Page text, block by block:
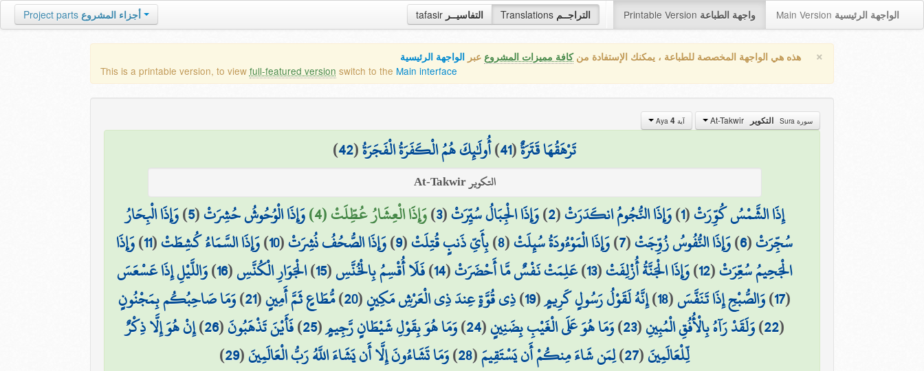
tafasir التفاسيــر Translations التراجــم Printable Version واجهة الطباعة Main Version الواجهة الرئيسية Project parts أجزاء المشروع
× هذه هي الواجهة المخصصة للطباعة ، يمكنك الإستفادة منكافة مميزات المشروع عبر الواجهة الرئيسية
This is a printable version, to view full-featured version switch to the Main interface
سورة Sura التكوير آية Aya 4
تَرْهَقُهَا قَتَرَةٌ(
41
)أُولَٰئِكَ هُمُ الْكَفَرَةُ الْفَجَرَةُ(
42
)
التكوير At-Takwir
إِذَا الشَّمْسُ كُوِّرَتْ(
1
)وَإِذَا النُّجُومُ انكَدَرَتْ(
2
)وَإِذَا الْجِبَالُ سُيِّرَتْ(
3
)وَإِذَا الْعِشَارُ عُطِّلَتْ (4) وَإِذَا الْوُحُوشُ حُشِرَتْ(
5
)وَإِذَا الْبِحَارُ
سُجِّرَتْ(
6
)وَإِذَا النُّفُوسُ زُوِّجَتْ(
7
)وَإِذَا الْمَوْءُودَةُ سُئِلَتْ(
8
)بِأَيِّ ذَنبٍ قُتِلَتْ(
9
)وَإِذَا الصُّحُفُ نُشِرَتْ(
10
)وَإِذَا السَّمَاءُ كُشِطَتْ(
11
)وَإِذَا
الْجَحِيمُ سُعِّرَتْ(
12
)وَإِذَا الْجَنَّةُ أُزْلِفَتْ(
13
)عَلِمَتْ نَفْسٌ مَّا أَحْضَرَتْ(
14
)فَلَا أُقْسِمُ بِالْخُنَّسِ(
15
)الْجَوَارِ الْكُنَّسِ(
16
)وَاللَّيْلِ إِذَا عَسْعَسَ
(
17
)وَالصُّبْحِ إِذَا تَنَفَّسَ(
18
)إِنَّهُ لَقَوْلُ رَسُولٍ كَرِيمٍ(
19
)ذِي قُوَّةٍ عِندَ ذِي الْعَرْشِ مَكِينٍ(
20
)مُّطَاعٍ ثَمَّ أَمِينٍ(
21
)وَمَا صَاحِبُكُم بِمَجْنُونٍ
(
22
)وَلَقَدْ رَآهُ بِالْأُفُقِ الْمُبِينِ(
23
)وَمَا هُوَ عَلَى الْغَيْبِ بِضَنِينٍ(
24
)وَمَا هُوَ بِقَوْلِ شَيْطَانٍ رَّجِيمٍ(
25
)فَأَيْنَ تَذْهَبُونَ(
26
)إِنْ هُوَ إِلَّا ذِكْرٌ
لِّلْعَالَمِينَ(
27
)لِمَن شَاءَ مِنكُمْ أَن يَسْتَقِيمَ(
28
)وَمَا تَشَاءُونَ إِلَّا أَن يَشَاءَ اللَّهُ رَبُّ الْعَالَمِينَ(
29
)